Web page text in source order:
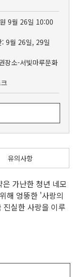
9월 26일 10:00
: 9월 26일, 29일
장소-서빛마루문화
유의사항
가난한 청년 네모
해 엉뚱한 '사랑의
실한 사랑을 이루